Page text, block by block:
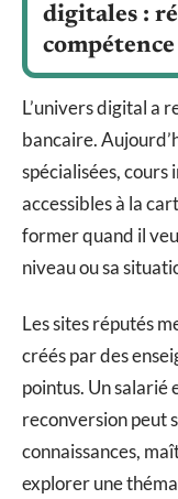
digitales :
compétence
L’univers digital a
bancaire.
spécialisées, cours
accessibles à la
former quand il
niveau ou sa
Les sites réputés
créés par des
pointus. Un salarié
reconversion peut
connaissances,
explorer une